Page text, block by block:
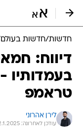
חדשות/חדשות בעולם
דיווח:
בעמדותיו
טראמפ
לירן אהרוני
עודכן לאחרונה: 12.1.2025 / 20:34